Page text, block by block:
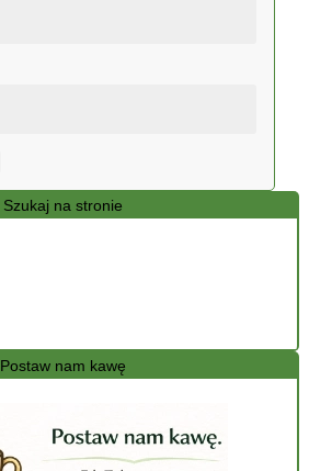
Szukaj na stronie
Postaw nam kawę